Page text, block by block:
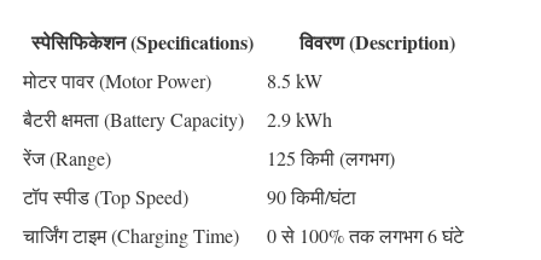
स्पेसिफिकेशन (Specifications) विवरण (Description)
मोटर पावर (Motor Power)
8.5 kW
बैटरी क्षमता (Battery Capacity)
2.9 kWh
रेंज (Range)
125 किमी (लगभग)
टॉप स्पीड (Top Speed)
90 किमी/घंटा
चार्जिंग टाइम (Charging Time)
0 से 100% तक लगभग 6 घंटे